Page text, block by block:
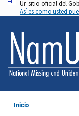
Pasar
al
contenido
principal
Un sitio oficial del
Así es como usted
Inicio